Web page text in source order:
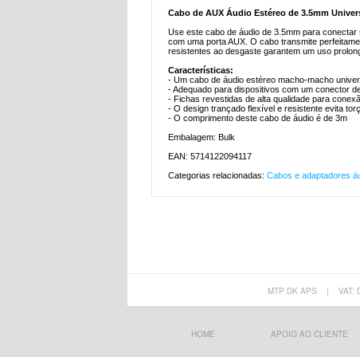
Cabo de AUX Áudio Estéreo de 3.5mm
Use este cabo de áudio de 3.5mm para
com uma porta AUX. O cabo transmite
resistentes ao desgaste garantem um uso
Características:
- Um cabo de áudio estéreo macho-macho
- Adequado para dispositivos com um conector
- Fichas revestidas de alta qualidade para
- O design trançado flexível e resistente evita
- O comprimento deste cabo de áudio é de 3m
Embalagem: Bulk
EAN: 5714122094117
Categorias relacionadas: Cabos e adaptadores
MTP DK APS | VAT:
HOME APOIO AO CLIENTE